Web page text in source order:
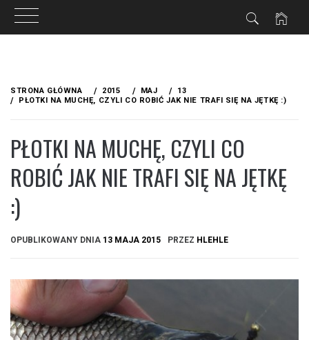
treści
STRONA GŁÓWNA 2015 MAJ
13
PŁOTKI NA MUCHĘ, CZYLI CO ROBIĆ JAK NIE TRAFI SIĘ NA JĘTKĘ :)
PŁOTKI NA MUCHĘ, CZYLI CO
ROBIĆ JAK NIE TRAFI SIĘ NA JĘTKĘ
:)
OPUBLIKOWANY DNIA 13 MAJA 2015 PRZEZ HLEHLE